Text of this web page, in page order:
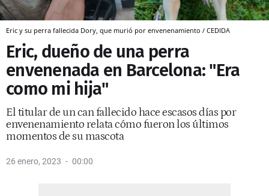
Eric y su perra fallecida Dory, que murió por envenenamiento / CEDIDA
Eric, dueño de una perra
envenenada en Barcelona: "Era
como mi hija"
El titular de un can fallecido hace escasos días por
envenenamiento relata cómo fueron los últimos
momentos de su mascota
26 enero, 2023 00:00